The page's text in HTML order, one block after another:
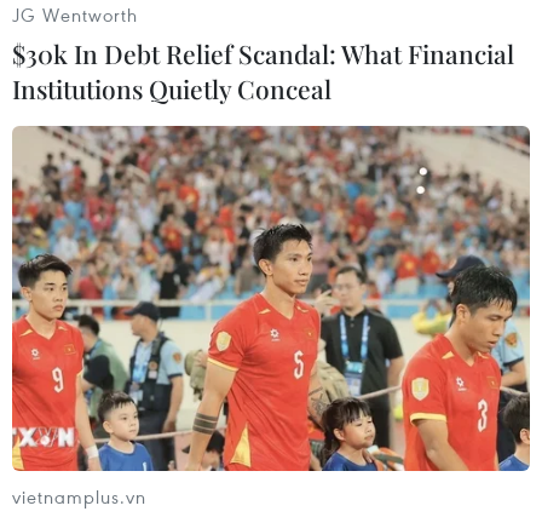
Sinh viên Học viện Kỹ thuật Quân
sự lần thứ 2 vô địch Cuộc đua số
25/05/2019 23:00
Đội MTA_R4F của Học viện Kỹ thuật Quân sự đã xuất
sắc giành ngôi Vô địch cuộc thi Cuộc đua số mùa thứ
ba. Đây là lần thứ 2 sinh viên của Học viện Kỹ thuật
Quân sự Vô địch Cuộc đua số.
JG Wentworth
$30k In Debt Relief Scandal: What Financial
Institutions Quietly Conceal
vietnamplus.vn